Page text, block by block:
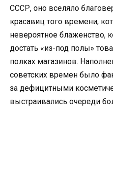
СССР, оно вселяло
красавиц того времени,
невероятное блаженство,
достать «из-под полы»
полках магазинов.
советских времен было
за дефицитными
выстраивались очереди